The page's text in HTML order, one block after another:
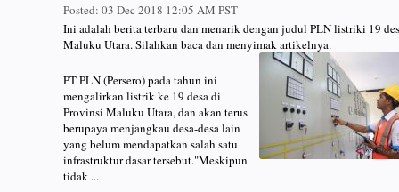
Posted: 03 Dec 2018 12:05 AM PST
Ini adalah berita terbaru dan menarik dengan judul PLN listriki 19
Maluku Utara. Silahkan baca dan menyimak artikelnya.
PT PLN (Persero) pada tahun ini
mengalirkan listrik ke 19 desa di
Provinsi Maluku Utara, dan akan terus
berupaya menjangkau desa-desa lain
yang belum mendapatkan salah satu
infrastruktur dasar tersebut."Meskipun
tidak ...